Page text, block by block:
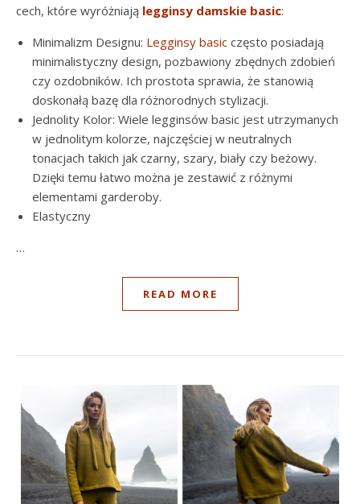
cech, które wyróżniają legginsy damskie basic:
Minimalizm Designu: Legginsy basic często posiadają
minimalistyczny design, pozbawiony zbędnych zdobień
czy ozdobników. Ich prostota sprawia, że stanowią
doskonałą bazę dla różnorodnych stylizacji.
Jednolity Kolor: Wiele legginsów basic jest utrzymanych
w jednolitym kolorze, najczęściej w neutralnych
tonacjach takich jak czarny, szary, biały czy beżowy.
Dzięki temu łatwo można je zestawić z różnymi
elementami garderoby.
Elastyczny
…
READ MORE